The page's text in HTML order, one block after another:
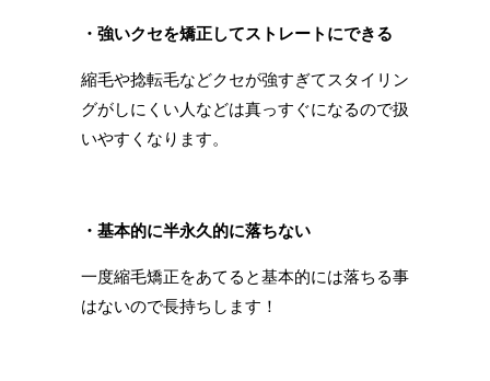
・強いクセを矯正してストレートにできる
縮毛や捻転毛などクセが強すぎてスタイリン
グがしにくい人などは真っすぐになるので扱
いやすくなります。
・基本的に半永久的に落ちない
一度縮毛矯正をあてると基本的には落ちる事
はないので長持ちします！